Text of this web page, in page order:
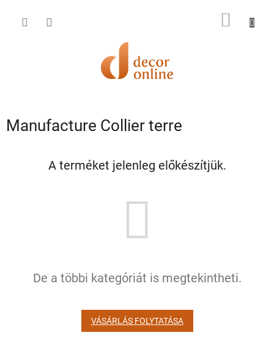
KOSÁR
Manufacture Collier terre
A terméket jelenleg előkészítjük.
De a többi kategóriát is megtekintheti.
VÁSÁRLÁS FOLYTATÁSA